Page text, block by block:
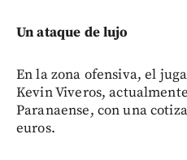
Un ataque de lujo
En la zona ofensiva, el
Kevin Viveros,
Paranaense, con una
euros.